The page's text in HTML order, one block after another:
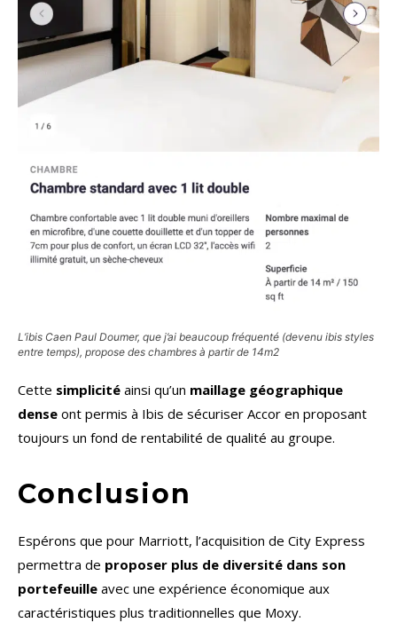
L’ibis Caen Paul Doumer, que j’ai beaucoup fréquenté (devenu ibis styles
entre temps), propose des chambres à partir de 14m2
Cette simplicité ainsi qu’un maillage géographique
dense ont permis à Ibis de sécuriser Accor en proposant
toujours un fond de rentabilité de qualité au groupe.
Conclusion
Espérons que pour Marriott, l’acquisition de City Express
permettra de proposer plus de diversité dans son
portefeuille avec une expérience économique aux
caractéristiques plus traditionnelles que Moxy.